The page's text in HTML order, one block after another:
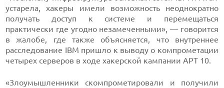
устарела, хакеры имели возможность неоднократно
получать доступ к системе и перемещаться
практически где угодно незамеченными», — говорится
в жалобе, где также объясняется, что внутреннее
расследование IBM пришло к выводу о компрометации
четырех серверов в ходе хакерской кампании APT 10.
«Злоумышленники скомпрометировали и получили